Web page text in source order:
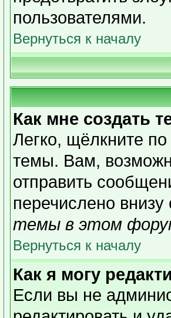
пользователями.
Вернуться к началу
Как мне создать
Легко, щёлкните
темы. Вам,
отправить
перечислено
темы в этом
Вернуться к началу
Как я могу
Если вы не